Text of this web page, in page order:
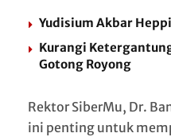
Yudisium Akbar
Kurangi
Gotong Royong
Rektor SiberMu, Dr.
ini penting untuk